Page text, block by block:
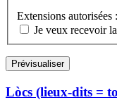
Extensions autorisées
Je veux recevoir
Lòcs (lieux-dits =